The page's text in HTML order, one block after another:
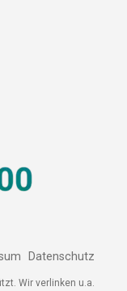
Datenschutz
Wir verlinken u.a.